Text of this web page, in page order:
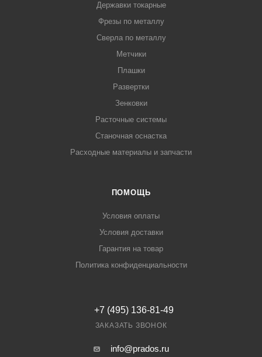
Державки токарные
Фрезы по металлу
Сверла по металлу
Метчики
Плашки
Развертки
Зенковки
Расточные системы
Станочная оснастка
Расходные материалы и запчасти
ПОМОЩЬ
Условия оплаты
Условия доставки
Гарантия на товар
Политика конфиденциальности
+7 (495) 136-81-49
ЗАКАЗАТЬ ЗВОНОК
info@prados.ru